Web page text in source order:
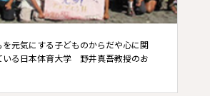
元気にする子どものからだや心に関
いる日本体育大学 野井真吾教授のお